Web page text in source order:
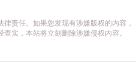
责任。如果您发现有涉嫌版权的内容，
实，本站将立刻删除涉嫌侵权内容。